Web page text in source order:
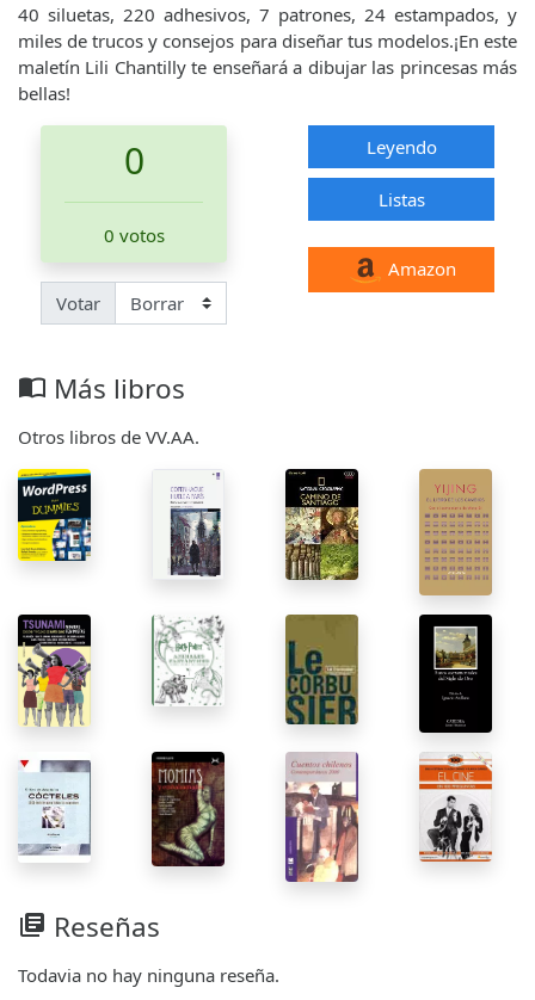
40 siluetas, 220 adhesivos, 7 patrones, 24 estampados, y
miles de trucos y consejos para diseñar tus modelos.¡En este
maletín Lili Chantilly te enseñará a dibujar las princesas más
bellas!
0
0 votos
Votar
Leyendo
Listas
Amazon
import_contacts Más libros
Otros libros de VV.AA.
library_books Reseñas
Todavia no hay ninguna reseña.